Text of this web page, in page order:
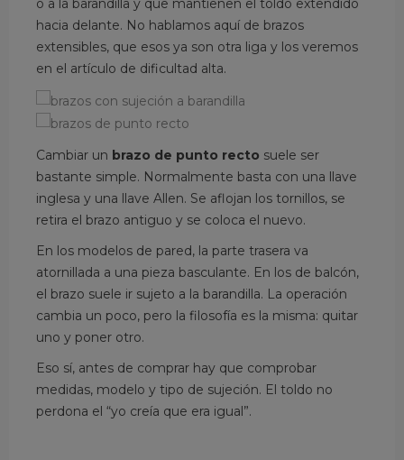
o a la barandilla y que mantienen el toldo extendido
hacia delante. No hablamos aquí de brazos
extensibles, que esos ya son otra liga y los veremos
en el artículo de dificultad alta.
Cambiar un brazo de punto recto suele ser
bastante simple. Normalmente basta con una llave
inglesa y una llave Allen. Se aflojan los tornillos, se
retira el brazo antiguo y se coloca el nuevo.
En los modelos de pared, la parte trasera va
atornillada a una pieza basculante. En los de balcón,
el brazo suele ir sujeto a la barandilla. La operación
cambia un poco, pero la filosofía es la misma: quitar
uno y poner otro.
Eso sí, antes de comprar hay que comprobar
medidas, modelo y tipo de sujeción. El toldo no
perdona el “yo creía que era igual”.